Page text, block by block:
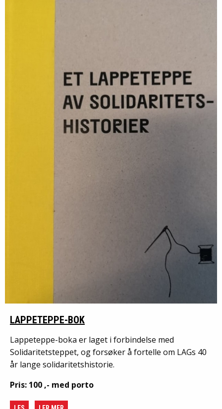
LAPPETEPPE-BOK
Lappeteppe-boka er laget i forbindelse med
Solidaritetsteppet, og forsøker å fortelle om LAGs 40
år lange solidaritetshistorie.
Pris: 100 ,- med porto